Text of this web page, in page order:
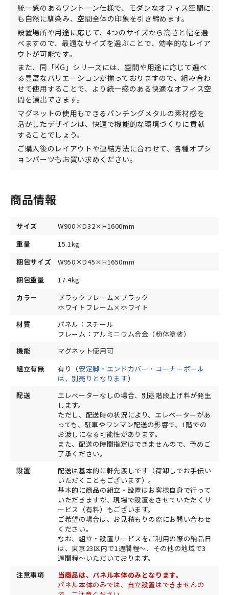
統一感のあるワントーン仕様で、モダンなオフィス空間に
も自然に馴染み、空間全体の印象を引き締めます。
設置場所や用途に応じて、4つのサイズから高さと幅を選
べますので、最適なサイズを選ぶことで、効率的なレイア
ウトが可能です。
また、同「KG」シリーズには、空間や用途に応じて選べ
る豊富なバリエーションが揃っておりますので、組み合わ
せて使用することで、より統一感のある快適なオフィス空
間を演出できます。
マグネットの使用もできるパンチングメタルの素材感を
活かしたデザインは、快適で機能的な環境づくりに貢献
することでしょう。
ご購入後のレイアウトや連結方法に合わせて、各種オプシ
ョンパーツもお買い求めください。
商品情報
サイズ
W900×D32×H1600mm
重量
15.1kg
梱包サイズ
W950×D45×H1650mm
梱包重量
17.4kg
カラー
ブラックフレーム×ブラック
ホワイトフレーム×ホワイト
材質
パネル：スチール
フレーム：アルミニウム合金（粉体塗装）
機能
マグネット使用可
組立有無
有り（安定脚・エンドカバー・コーナーポール
は、別売りとなります）
配送
エレベーターなしの場合、別途階段上げ料が発生
します。
ただし、配送時の状況により、エレベーターがあ
っても、駐車やワンマン配送の影響で、1階での
お渡しになる可能性があります。
また、配送の時間指定はできませんので、予めご
了承ください。
設置
配送は基本的に軒先渡しです（荷卸しでお手伝い
いただくこともございます）。
基本的に商品の組立・設置はお客様自身で行って
いただきますが、現場で設置をさせていただくサ
ービス（有料）もございます。
ご希望の場合は、お見積もりの際にお問い合わせ
ください。
なお、組立・設置サービスをご利用の際の納品日
は、東京23区内で1週間程～、その他の地域で3
週間程～いただいております。
注意事項
当商品は、パネル本体のみとなります。
パネル本体のみでは、自立設置はできませんの